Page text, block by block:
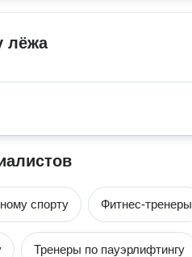
лёжа
спорту Фитнес-тренеры
Тренеры по пауэрлифтингу